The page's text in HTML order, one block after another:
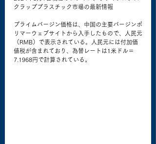
クラッププラスチック市場の最新情報
プライムバージン価格は、中国の主要バージンポ
リマーウェブサイトから入手したもので、人民元
（RMB）で表示されている。人民元には付加価
値税が含まれており、為替レートは1米ドル＝
7.1968円で計算されている。